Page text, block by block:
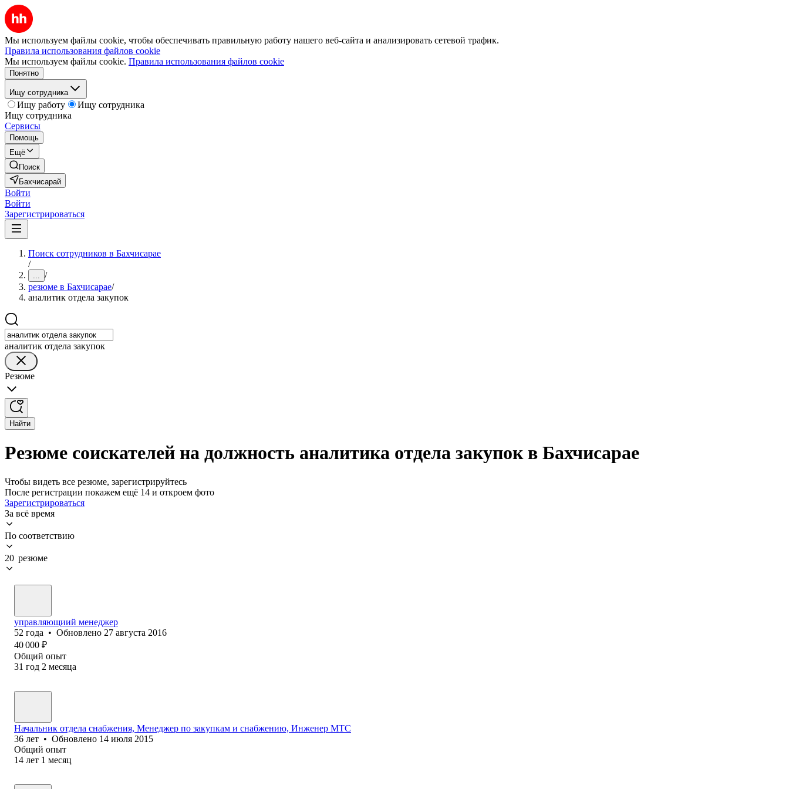
Мы используем файлы cookie, чтобы обеспечивать правильную работу нашего веб-сайта и анализировать сетевой трафик.
Правила использования файлов cookie
Мы используем файлы cookie. Правила использования файлов cookie
Понятно
Ищу сотрудника
Ищу работу
Ищу сотрудника
Ищу сотрудника
Сервисы
Помощь
Ещё
Поиск
Бахчисарай
Войти
Войти
Зарегистрироваться
Поиск сотрудников в Бахчисарае
/
... /
резюме в Бахчисарае/
аналитик отдела закупок
аналитик отдела закупок
Резюме
Найти
Резюме соискателей на должность аналитика отдела закупок в Бахчисарае
Чтобы видеть все резюме, зарегистрируйтесь
После регистрации покажем ещё 14 и откроем фото
Зарегистрироваться
За всё время
По соответствию
20 резюме
управляющиий менеджер
52 года • Обновлено 27 августа 2016
40 000 ₽
Общий опыт
31 год 2 месяца
Начальник отдела снабжения, Менеджер по закупкам и снабжению, Инженер МТС
36 лет • Обновлено 14 июля 2015
Общий опыт
14 лет 1 месяц